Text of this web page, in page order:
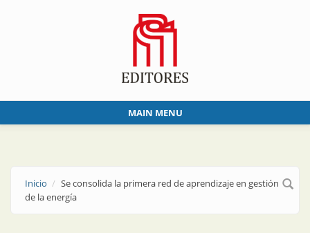
MAIN MENU
Inicio
Se consolida la primera red de aprendizaje en gestión
de la energía